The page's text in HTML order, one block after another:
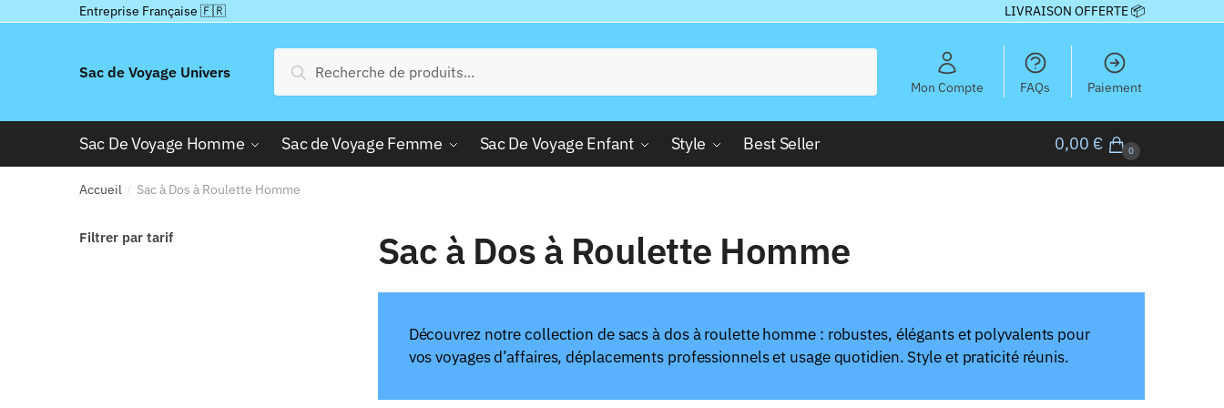
Entreprise Française 🇫🇷 LIVRAISON OFFERTE 📦
Sac de Voyage Univers
pour :
Recherche
Mon Compte FAQs Paiement
Sac De Voyage Homme Sac de Voyage Femme Sac De Voyage Enfant Style Best Seller 0,00 € 0
Accueil / Sac à Dos à Roulette Homme
Sac à Dos à Roulette Homme
Découvrez notre collection de sacs à dos à roulette homme : robustes, élégants et polyvalents pour
vos voyages d’affaires, déplacements professionnels et usage quotidien. Style et praticité réunis.
Filtrer par tarif